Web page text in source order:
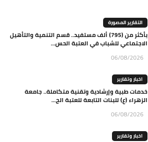
التقارير المصورة
بأكثر من (795) ألف مستفيد.. قسم التنمية والتأهيل
الاجتماعي للشباب في العتبة الحس...
06/08/2026
اخبار وتقارير
خدمات طبية وإرشادية وتقنية متكاملة.. جامعة
الزهراء (ع) للبنات التابعة للعتبة الح...
06/08/2026
اخبار وتقارير